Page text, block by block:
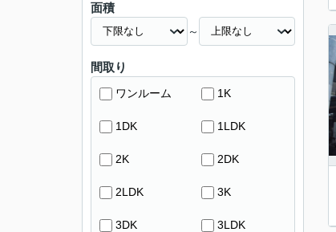
面積
～
間取り
ワンルーム 1K
1DK 1LDK
2K 2DK
2LDK 3K
3DK 3LDK